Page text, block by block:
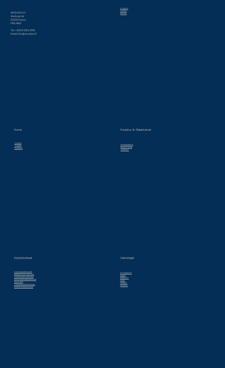
SKYDATA OY
Vesikuja 4a
02200 Espoo
FINLAND
Tel. +358 9 3152 4100
Email:info@skydata.fi
Some
Linkedin
Youtube
Facebook
Koulutus & Ohjeistukset
Droneakatemia
Blog & Uutiset
Huoltoon?
In English
Historia
Palvelut
Käyttökohteet
Aurinkopaneelipuistot
Kartoitus & 3D mallinnus
Voimalinjojen tarkastus
Silta & rakennetarkastukset
Tuulivoima
Viranomaiset & Puolustus
Sisätilat & ahtaat paikat
Valmistajat
DJI Enterprise
Skydio
Krattworks
Pix4D
Flytbase
Dronavia